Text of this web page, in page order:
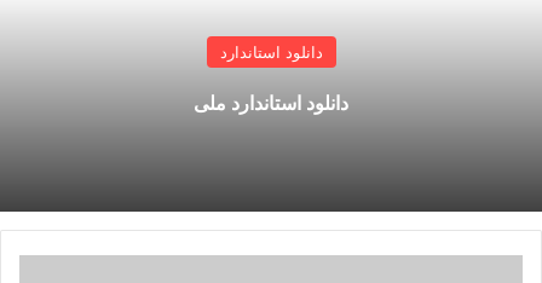
دانلود استاندارد
دانلود استاندارد ملی